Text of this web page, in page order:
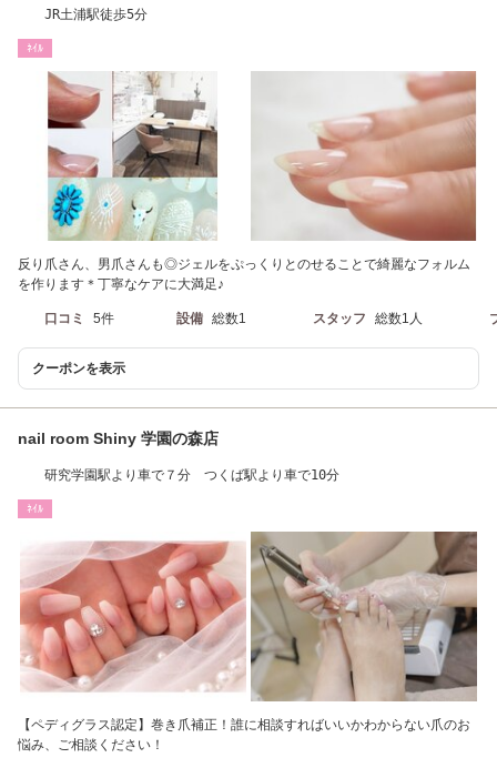
JR土浦駅徒歩5分
ﾈｲﾙ
反り爪さん、男爪さんも◎ジェルをぷっくりとのせることで綺麗なフォルム
を作ります＊丁寧なケアに大満足♪
口コミ 5件 設備 総数1 スタッフ 総数1人
クーポンを表示
nail room Shiny 学園の森店
研究学園駅より車で７分 つくば駅より車で10分
ﾈｲﾙ
【ペディグラス認定】巻き爪補正！誰に相談すればいいかわからない爪のお
悩み、ご相談ください！